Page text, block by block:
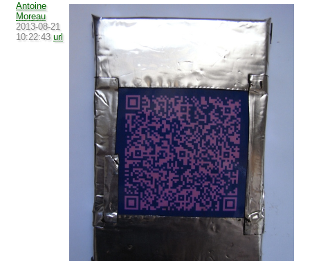
Antoine
Moreau
2013-08-21
10:22:43 url